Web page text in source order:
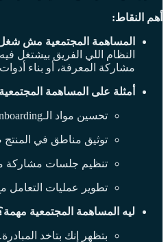
أهم النقاط:
المساهمة المجتمعية مش
النظام اللي الفريق بيشتغل
مشاركة المعرفة، أو بناء
أمثلة على المساهمة
تحسين مواد الـOnboarding للمهندسين الجدد.
توثيق مناطق في
تنظيم جلسات مشاركة
تطوير عمليات التعامل
ليه المساهمة المجتمعية
بتظهر إنك بتاخد المبادرة.